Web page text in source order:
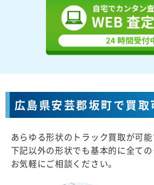
広島県安芸郡坂町で買
あらゆる形状のトラック買取が可能
下記以外の形状でも基本的に全ての
お気軽にご相談ください。